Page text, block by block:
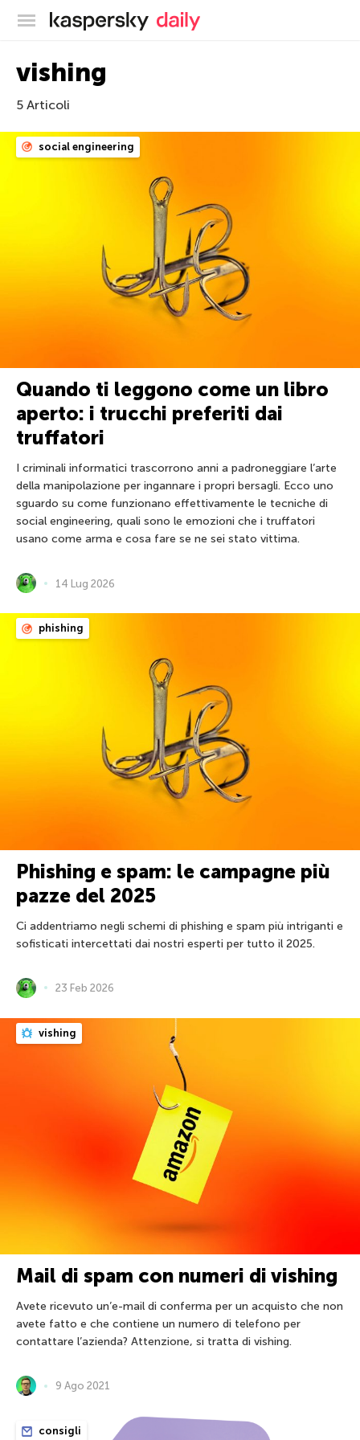
Blog ufficiale di Kaspersky
vishing
5 Articoli
social engineering
Quando ti leggono come un libro
aperto: i trucchi preferiti dai
truffatori
I criminali informatici trascorrono anni a padroneggiare l’arte
della manipolazione per ingannare i propri bersagli. Ecco uno
sguardo su come funzionano effettivamente le tecniche di
social engineering, quali sono le emozioni che i truffatori
usano come arma e cosa fare se ne sei stato vittima.
14 Lug 2026
phishing
Phishing e spam: le campagne più
pazze del 2025
Ci addentriamo negli schemi di phishing e spam più intriganti e
sofisticati intercettati dai nostri esperti per tutto il 2025.
23 Feb 2026
vishing
Mail di spam con numeri di vishing
Avete ricevuto un’e-mail di conferma per un acquisto che non
avete fatto e che contiene un numero di telefono per
contattare l’azienda? Attenzione, si tratta di vishing.
9 Ago 2021
consigli